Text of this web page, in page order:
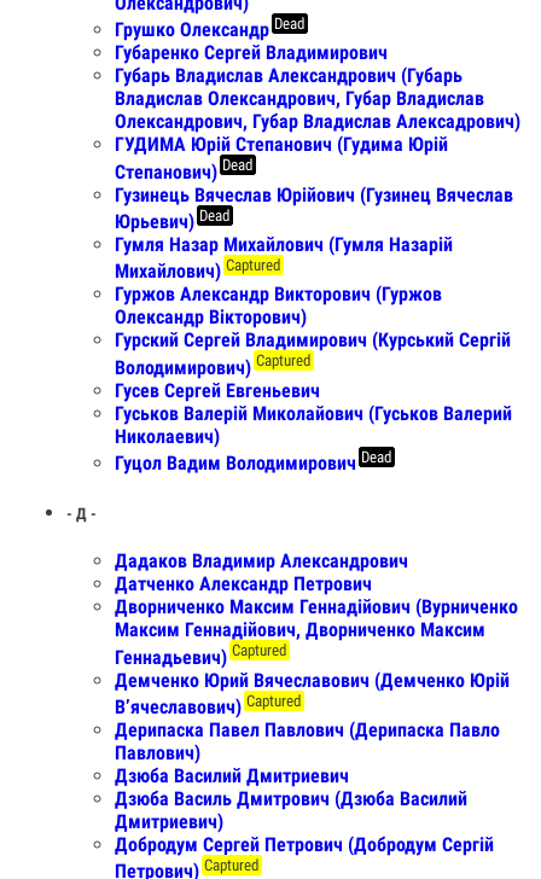
Грушко Олександр Dead
Губаренко Сергей Владимирович
Губарь Владислав Александрович (Губарь
Владислав Олександрович, Губар Владислав
Олександрович, Губар Владислав Алексадрович)
ГУДИМА Юрій Степанович (Гудима Юрій
Степанович) Dead
Гузинець Вячеслав Юрійович (Гузинец Вячеслав
Юрьевич) Dead
Гумля Назар Михайлович (Гумля Назарій
Михайлович) Captured
Гуржов Александр Викторович (Гуржов
Олександр Вікторович)
Гурский Сергей Владимирович (Курський Сергій
Володимирович) Captured
Гусев Сергей Евгеньевич
Гуськов Валерій Миколайович (Гуськов Валерий
Николаевич)
Гуцол Вадим Володимирович Dead
- Д -
Дадаков Владимир Александрович
Датченко Александр Петрович
Дворниченко Максим Геннадiйович (Вурниченко
Максим Геннадiйович, Дворниченко Максим
Геннадьевич) Captured
Демченко Юрий Вячеславович (Демченко Юрій
Вʼячеславович) Captured
Дерипаска Павел Павлович (Дерипаска Павло
Павлович)
Дзюба Василий Дмитриевич
Дзюба Василь Дмитрович (Дзюба Василий
Дмитриевич)
Добродум Сергей Петрович (Добродум Сергій
Петрович) Captured